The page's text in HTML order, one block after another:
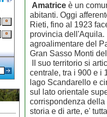
Amatrice è un
abitanti. Oggi
Rieti, fino al 1923
provincia dell'Aquila.
agroalimentare del
Gran Sasso Monti
II suo territorio si
centrale, tra i 900 e i
lago Scandarello e
sul lato orientale
corrispondenza
storia e di arte, e'